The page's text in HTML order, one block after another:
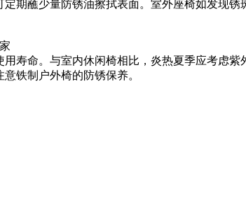
蘸少量防锈油擦拭表面。室外座椅如发现锈
命。与室内休闲椅相比，炎热夏季应考虑紫
铁制户外椅的防锈保养。